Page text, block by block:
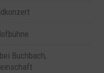
Buchbach,